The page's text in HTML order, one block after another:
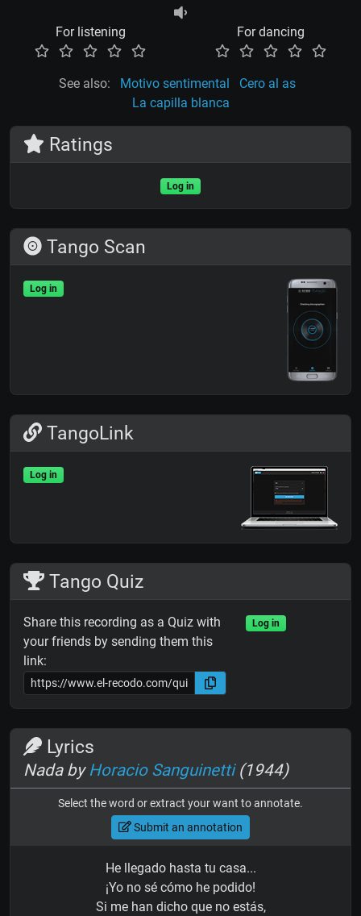
For listening For dancing
See also: Motivo sentimental
Cero al as
La capilla blanca
Ratings
Log in
Tango Scan
Log in
TangoLink
Log in
Tango Quiz
Share this recording as a Quiz with
your friends by sending them this
link:
Log in
Lyrics
Nada byHoracio Sanguinetti(1944)
Select the word or extract your want to annotate.
Submit an annotation
He llegado hasta tu casa...
¡Yo no sé cómo he podido!
Si me han dicho que no estás,